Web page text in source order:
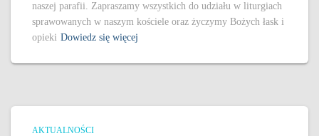
naszej parafii. Zapraszamy wszystkich do udziału w liturgiach
sprawowanych w naszym kościele oraz życzymy Bożych łask i
opieki Dowiedz się więcej
AKTUALNOŚCI